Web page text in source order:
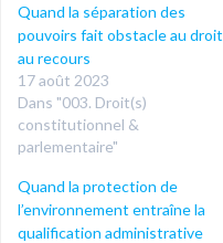
Quand la séparation des
pouvoirs fait obstacle au droit
au recours
17 août 2023
Dans "003. Droit(s)
constitutionnel &
parlementaire"
Quand la protection de
l’environnement entraîne la
qualification administrative